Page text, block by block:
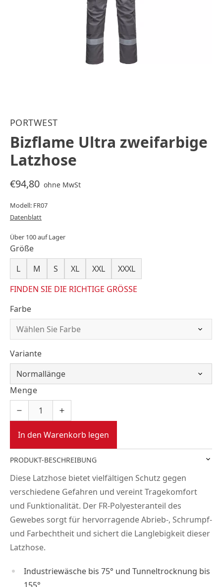
PORTWEST
Bizflame Ultra zweifarbige
Latzhose
€94,80 ohne MwSt
Modell: FR07
Datenblatt
Über 100 auf Lager
Größe
L
M S XL XXL
XXXL
FINDEN SIE DIE RICHTIGE GRÖSSE
Farbe
Variante
Menge
In den Warenkorb legen
PRODUKT-BESCHREIBUNG
Diese Latzhose bietet vielfältigen Schutz gegen
verschiedene Gefahren und vereint Tragekomfort
und Funktionalität. Der FR-Polyesteranteil des
Gewebes sorgt für hervorragende Abrieb-, Schrumpf-
und Farbechtheit und sichert die Langlebigkeit dieser
Latzhose.
Industriewäsche bis 75° und Tunneltrocknung bis